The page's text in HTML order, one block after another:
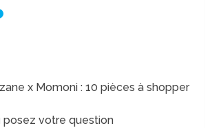
x Momoni : 10 pièces à shopper
votre question